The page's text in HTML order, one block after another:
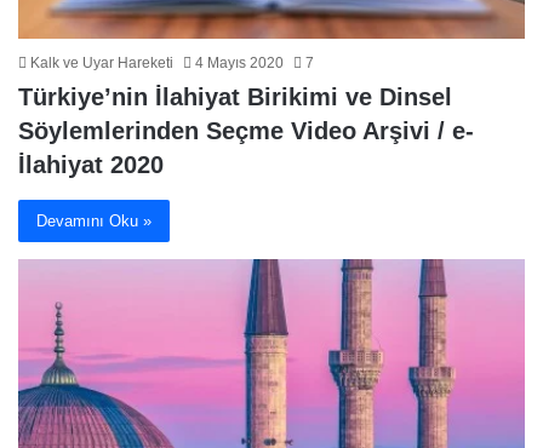
Kalk ve Uyar Hareketi 4 Mayıs 2020 7
Türkiye’nin İlahiyat Birikimi ve Dinsel
Söylemlerinden Seçme Video Arşivi / e-
İlahiyat 2020
Devamını Oku »